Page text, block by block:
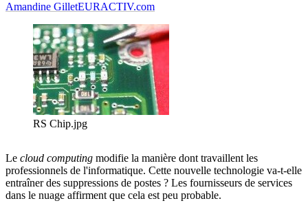
Amandine GilletEURACTIV.com
RS Chip.jpg
Le cloud computing modifie la manière dont travaillent les
professionnels de l'informatique. Cette nouvelle technologie va-t-elle
entraîner des suppressions de postes ? Les fournisseurs de services
dans le nuage affirment que cela est peu probable.